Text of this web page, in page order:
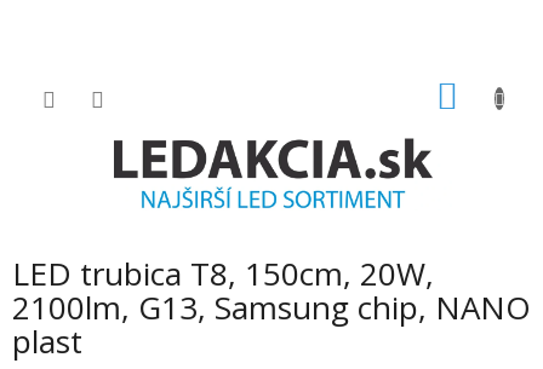
LED trubica T8, 150cm, 20W,
2100lm, G13, Samsung chip, NANO
plast